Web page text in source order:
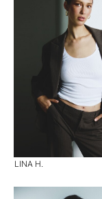
LINA H.